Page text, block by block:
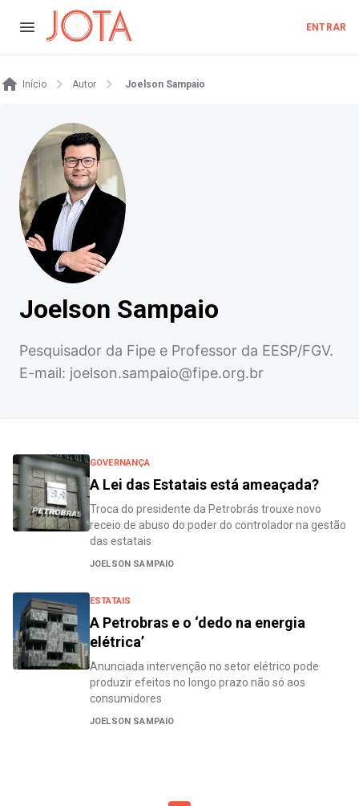
ENTRAR
Início Autor Joelson Sampaio
Joelson Sampaio
Pesquisador da Fipe e Professor da EESP/FGV.
E-mail: joelson.sampaio@fipe.org.br
GOVERNANÇA
A Lei das Estatais está ameaçada?
Troca do presidente da Petrobrás trouxe novo
receio de abuso do poder do controlador na gestão
das estatais
JOELSON SAMPAIO
ESTATAIS
A Petrobras e o ‘dedo na energia
elétrica’
Anunciada intervenção no setor elétrico pode
produzir efeitos no longo prazo não só aos
consumidores
JOELSON SAMPAIO